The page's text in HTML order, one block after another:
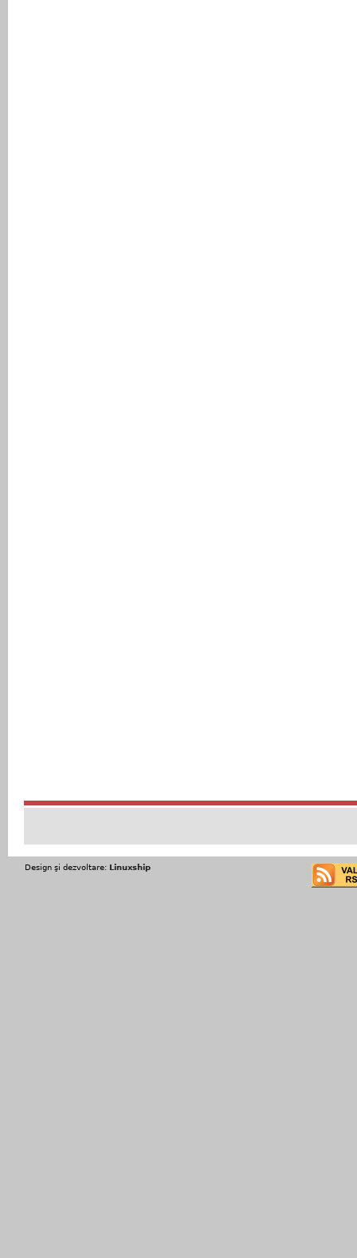
Design şi dezvoltare: Linuxship